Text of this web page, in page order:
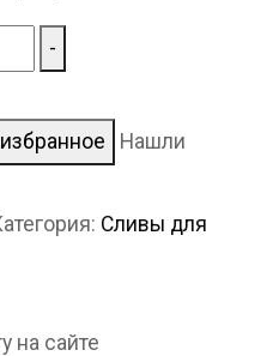
-
Нашли
Сливы для
на сайте